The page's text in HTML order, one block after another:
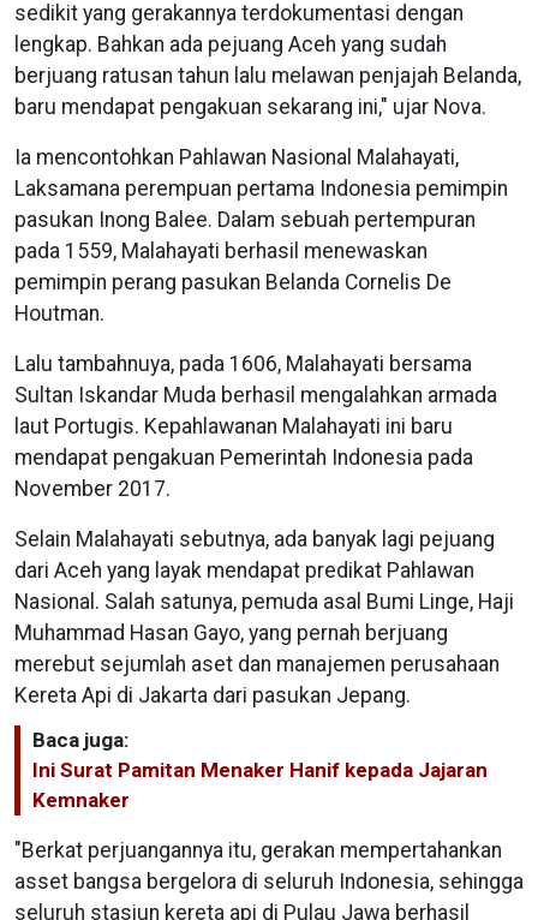
sedikit yang gerakannya terdokumentasi dengan
lengkap. Bahkan ada pejuang Aceh yang sudah
berjuang ratusan tahun lalu melawan penjajah Belanda,
baru mendapat pengakuan sekarang ini," ujar Nova.
Ia mencontohkan Pahlawan Nasional Malahayati,
Laksamana perempuan pertama Indonesia pemimpin
pasukan Inong Balee. Dalam sebuah pertempuran
pada 1559, Malahayati berhasil menewaskan
pemimpin perang pasukan Belanda Cornelis De
Houtman.
Lalu tambahnuya, pada 1606, Malahayati bersama
Sultan Iskandar Muda berhasil mengalahkan armada
laut Portugis. Kepahlawanan Malahayati ini baru
mendapat pengakuan Pemerintah Indonesia pada
November 2017.
Selain Malahayati sebutnya, ada banyak lagi pejuang
dari Aceh yang layak mendapat predikat Pahlawan
Nasional. Salah satunya, pemuda asal Bumi Linge, Haji
Muhammad Hasan Gayo, yang pernah berjuang
merebut sejumlah aset dan manajemen perusahaan
Kereta Api di Jakarta dari pasukan Jepang.
Baca juga:
Ini Surat Pamitan Menaker Hanif kepada Jajaran
Kemnaker
"Berkat perjuangannya itu, gerakan mempertahankan
asset bangsa bergelora di seluruh Indonesia, sehingga
seluruh stasiun kereta api di Pulau Jawa berhasil